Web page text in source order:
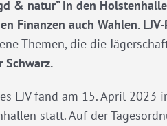
& natur” in den
Finanzen auch Wahlen.
Themen, die die
Schwarz.
LJV fand am 15. April 2023
statt. Auf der